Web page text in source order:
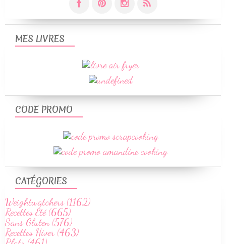
CATÉGORIES
Weightwatchers (1162)
Recettes Été (665)
Sans Gluten (576)
Recettes Hiver (463)
MES LIVRES
CODE PROMO